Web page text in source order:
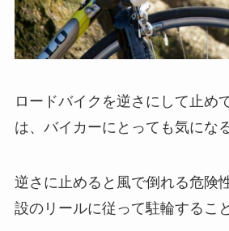
ロードバイクを逆さにして止め
は、 バイカーにとっても気にな
逆さに止めると風で倒れる危険
設のリールに従って駐輪するこ